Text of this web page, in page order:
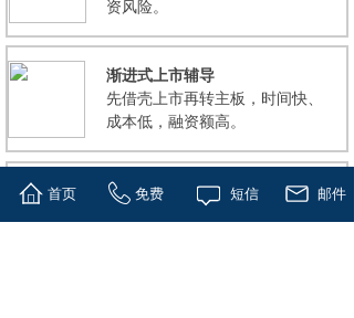
资风险。
渐进式上市辅导
先借壳上市再转主板，时间快、
成本低，融资额高 。
基金战略投资
首页 免费 短信 邮件